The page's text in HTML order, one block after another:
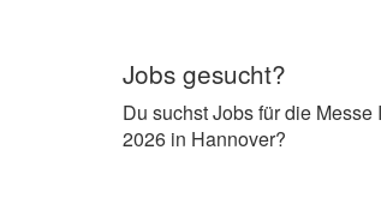
Jobs gesucht?
Du suchst Jobs für die Messe
2026 in Hannover?